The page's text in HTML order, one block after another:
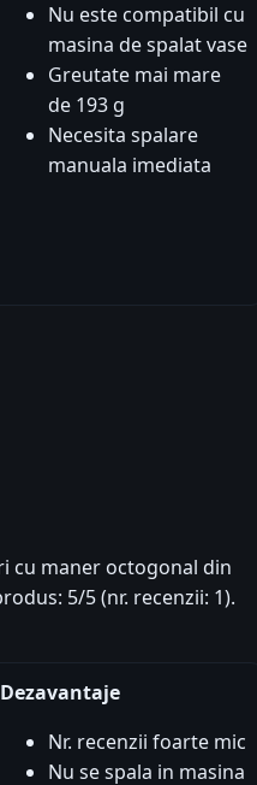
Nu este compatibil cu
masina de spalat vase
Greutate mai mare
de 193 g
Necesita spalare
manuala imediata
cu maner octogonal din
5/5 (nr. recenzii: 1).
Dezavantaje
Nr. recenzii foarte mic
Nu se spala in masina